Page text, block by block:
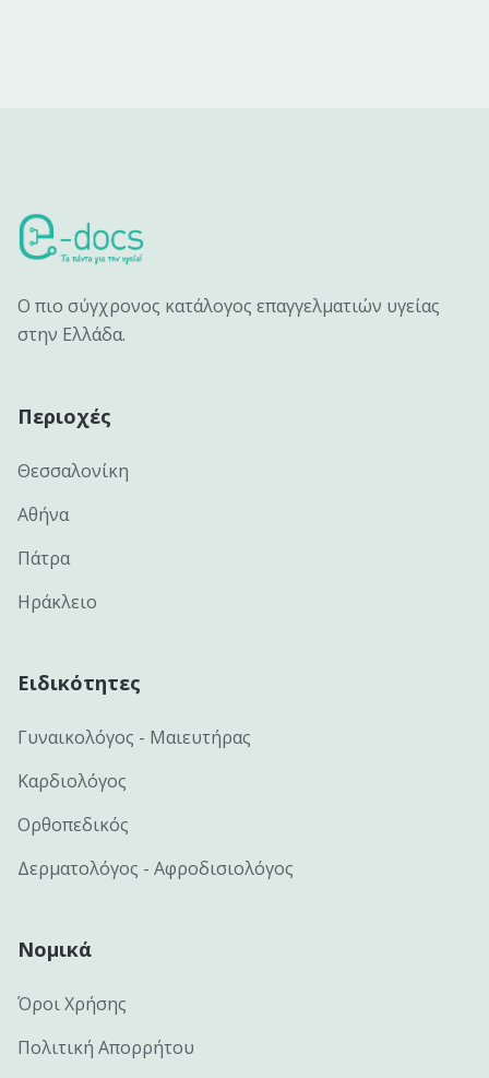
Ο πιο σύγχρονος κατάλογος επαγγελματιών υγείας
στην Ελλάδα.
Περιοχές
Θεσσαλονίκη
Αθήνα
Πάτρα
Ηράκλειο
Ειδικότητες
Γυναικολόγος - Μαιευτήρας
Καρδιολόγος
Ορθοπεδικός
Δερματολόγος - Αφροδισιολόγος
Νομικά
Όροι Χρήσης
Πολιτική Απορρήτου